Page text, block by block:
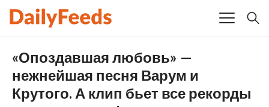
«Опоздавшая любовь» —
нежнейшая песня Варум и
Крутого. А клип бьет все рекорды